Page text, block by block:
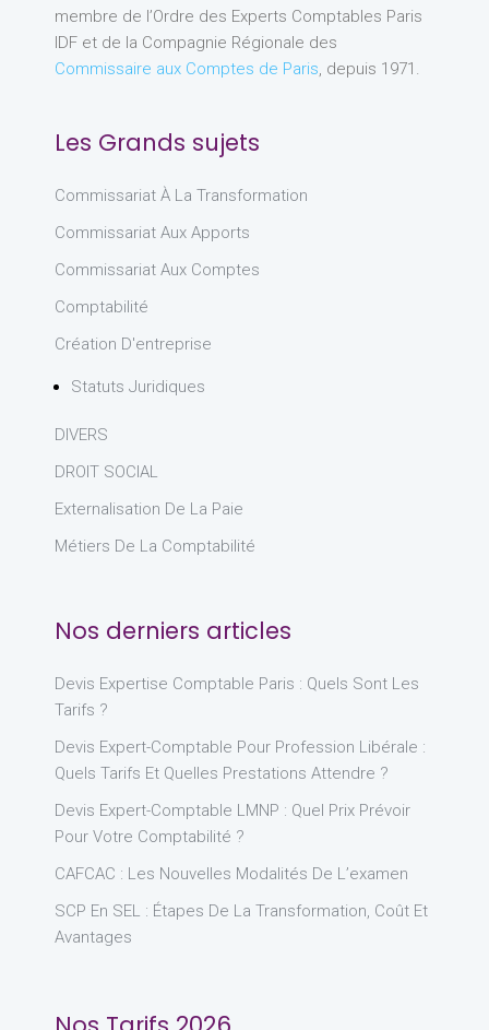
membre de l’Ordre des Experts Comptables Paris
IDF et de la Compagnie Régionale des
Commissaire aux Comptes de Paris, depuis 1971.
Les Grands sujets
Commissariat À La Transformation
Commissariat Aux Apports
Commissariat Aux Comptes
Comptabilité
Création D'entreprise
Statuts Juridiques
DIVERS
DROIT SOCIAL
Externalisation De La Paie
Métiers De La Comptabilité
Nos derniers articles
Devis Expertise Comptable Paris : Quels Sont Les
Tarifs ?
Devis Expert-Comptable Pour Profession Libérale :
Quels Tarifs Et Quelles Prestations Attendre ?
Devis Expert-Comptable LMNP : Quel Prix Prévoir
Pour Votre Comptabilité ?
CAFCAC : Les Nouvelles Modalités De L’examen
SCP En SEL : Étapes De La Transformation, Coût Et
Avantages